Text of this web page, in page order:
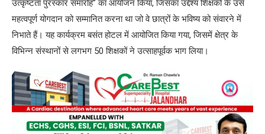
उत्कृष्टता पुरस्कार समारोह” का आयोजन किया, जिसका उद्देश्य शिक्षकों के उस
महत्वपूर्ण योगदान को सम्मानित करना था जो वे छात्रों के भविष्य को संवारने में
निभाते हैं। यह कार्यक्रम बसंत होटल में आयोजित किया गया, जिसमें क्षेत्र के
विभिन्न संस्थानों से लगभग 50 शिक्षकों ने उत्साहपूर्वक भाग लिया।